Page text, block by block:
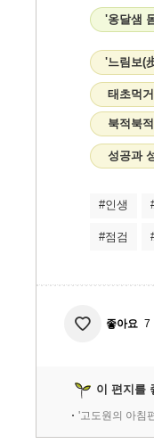
'옹달샘
'느림보(
태초먹
북적북
성공과
#인생
#점검
좋아요 7
이 편지를
'고도원의 아침